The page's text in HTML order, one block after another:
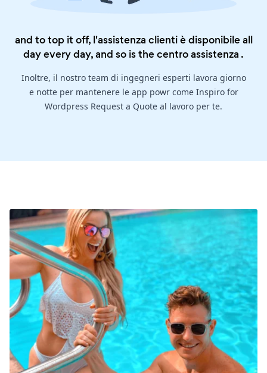
and to top it off, l'assistenza clienti è disponibile all
day every day, and so is thecentro assistenza .
Inoltre, il nostro team di ingegneri esperti lavora giorno
e notte per mantenere le app powr come Inspiro for
Wordpress Request a Quote al lavoro per te.